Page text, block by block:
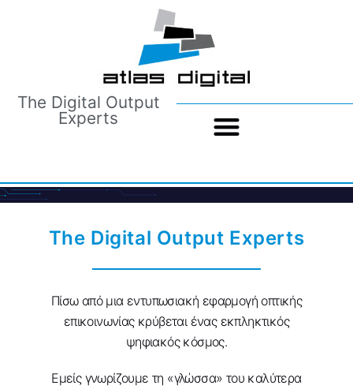
The Digital Output
Experts
The Digital Output Experts
Πίσω από μια εντυπωσιακή εφαρμογή οπτικής
επικοινωνίας κρύβεται ένας εκπληκτικός
ψηφιακός κόσμος.
Εμείς γνωρίζουμε τη «γλώσσα» του καλύτερα